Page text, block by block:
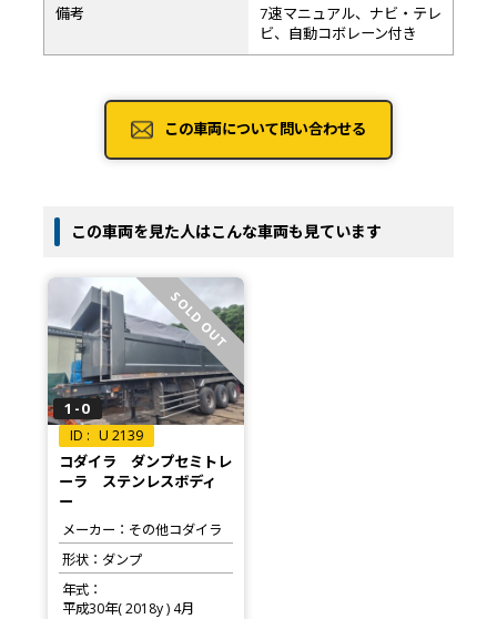
備考
7速マニュアル、ナビ・テレ
ビ、自動コボレーン付き
この車両について問い合わせる
この車両を見た人はこんな車両も見ています
SOLD OUT
1-0
U 2139
コダイラ ダンプセミトレ
ーラ ステンレスボディ
ー
メーカー
その他コダイラ
形状
ダンプ
年式
平成30年( 2018y ) 4月